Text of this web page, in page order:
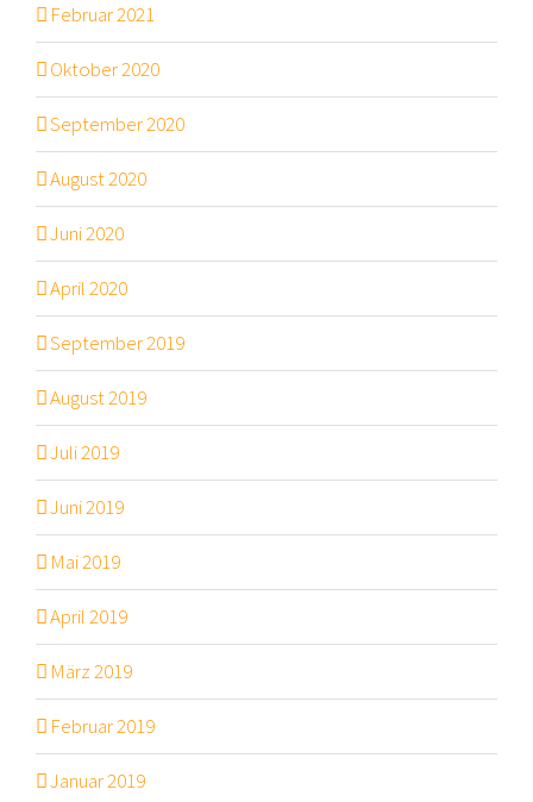
Februar 2021
Oktober 2020
September 2020
August 2020
Juni 2020
April 2020
September 2019
August 2019
Juli 2019
Juni 2019
Mai 2019
April 2019
März 2019
Februar 2019
Januar 2019